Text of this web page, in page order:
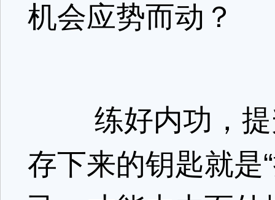
机会应势而动？
练好内功，提
存下来的钥匙就是